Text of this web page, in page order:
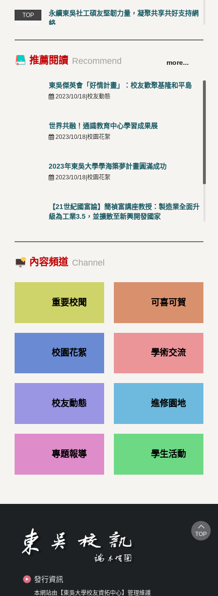
TOP
永續東吳社工碩友堅韌力量，凝聚共享共好支持網
絡
TOP
卓越永續校園 東吳大學連奪 ISO 14001、45001 及
50001三大國際驗證殊榮
推薦閱讀 Recommend more...
東吳傑英會「好情計畫」：校友歡聚基隆和平島
2023/10/18|校友動態
世界共融！通識教育中心學習成果展
2023/10/18|校園花絮
2023年東吳大學學海築夢計畫圓滿成功
2023/10/18|校園花絮
【21世紀國富論】簡禎富講座教授：製造業全面升
級為工業3.5，並擴散至新興開發國家
2023/10/18|推薦閱讀
內容頻道 Channel
重要校聞 可喜可賀
校園花絮 學術交流
校友動態 進修園地
專題報導 學生活動
發行資訊
本網站由【東吳大學校友資拓中心】管理維護
TOP